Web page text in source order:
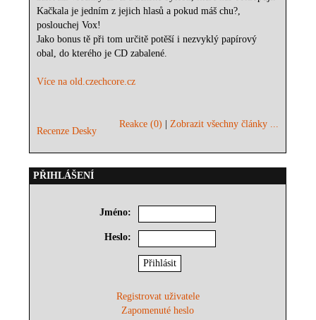
Kačkala je jedním z jejich hlasů a pokud máš chu?,
poslouchej Vox!
Jako bonus tě při tom určitě potěší i nezvyklý papírový
obal, do kterého je CD zabalené.
Více na old.czechcore.cz
Recenze Desky
Reakce (0) |Zobrazit všechny články ...
PŘIHLÁŠENÍ
Jméno:
Heslo:
Registrovat uživatele
Zapomenuté heslo